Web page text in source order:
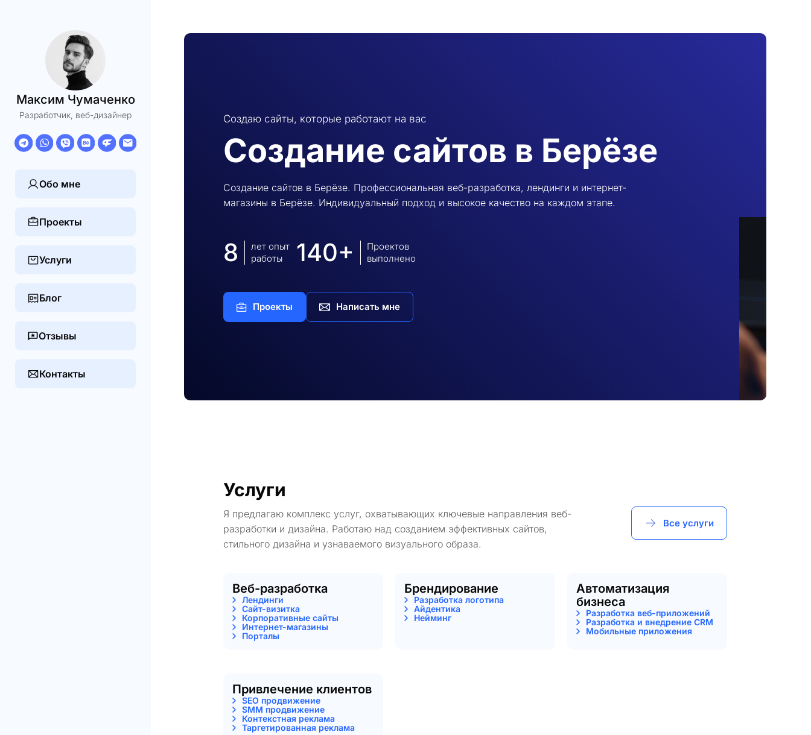
Максим Чумаченко
Разработчик, веб-дизайнер
Обо мне
Проекты
Услуги
Блог
Отзывы
Контакты
Создаю сайты, которые работают на вас
Создание сайтов в Берёзе
Создание сайтов в Берёзе. Профессиональная веб-разработка, лендинги и интернет-
магазины в Берёзе. Индивидуальный подход и высокое качество на каждом этапе.
8
лет опыт
работы
140+
Проектов
выполнено
Проекты Написать мне
Услуги
Я предлагаю комплекс услуг, охватывающих ключевые направления веб-
разработки и дизайна. Работаю над созданием эффективных сайтов,
стильного дизайна и узнаваемого визуального образа.
Все услуги
Веб-разработка
Лендинги
Сайт-визитка
Корпоративные сайты
Интернет-магазины
Порталы
Брендирование
Разработка логотипа
Айдентика
Нейминг
Автоматизация
бизнеса
Разработка веб-приложений
Разработка и внедрение CRM
Мобильные приложения
Привлечение клиентов
SEO продвижение
SMM продвижение
Контекстная реклама
Таргетированная реклама